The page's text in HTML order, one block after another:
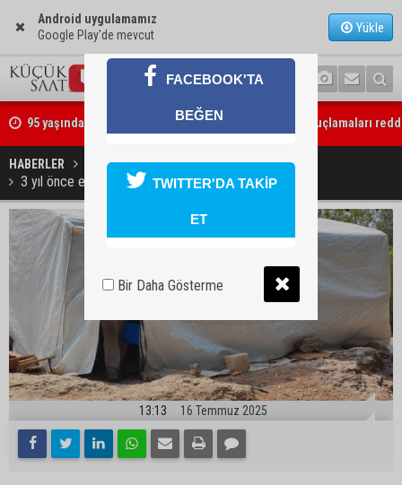
Android uygulamamız
Google Play'de mevcut
Yükle
95 yaşındaki kadının arsa satışında yeni perde: Kızı suçlamaları
İmamoğlu’ndaki göçükte acı bilanço: can kaybı 2’ye yükseldi
HABERLER YAŞAM
3 yıl önce eşi terk etti, şimdi de ev sahibi sokağa attı
13:13 16 Temmuz 2025
FACEBOOK'TA
BEĞEN
TWITTER'DA TAKİP
ET
Bir Daha Gösterme